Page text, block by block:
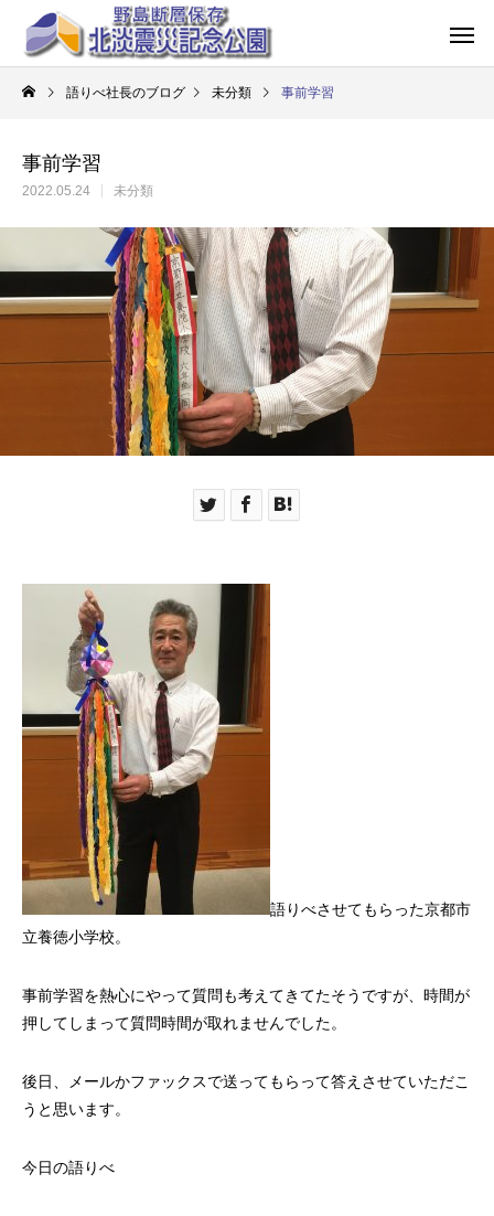
語りべ社長のブログ 未分類 事前学習
事前学習
2022.05.24 未分類
語りべさせてもらった京都市
立養徳小学校。
事前学習を熱心にやって質問も考えてきてたそうですが、時間が
押してしまって質問時間が取れませんでした。
後日、メールかファックスで送ってもらって答えさせていただこ
うと思います。
今日の語りべ